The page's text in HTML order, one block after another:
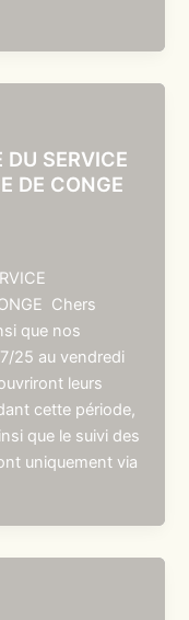
DU SERVICE
DE CONGE
Chers
que nos
25 au vendredi
leurs
cette période,
que le suivi des
uniquement via